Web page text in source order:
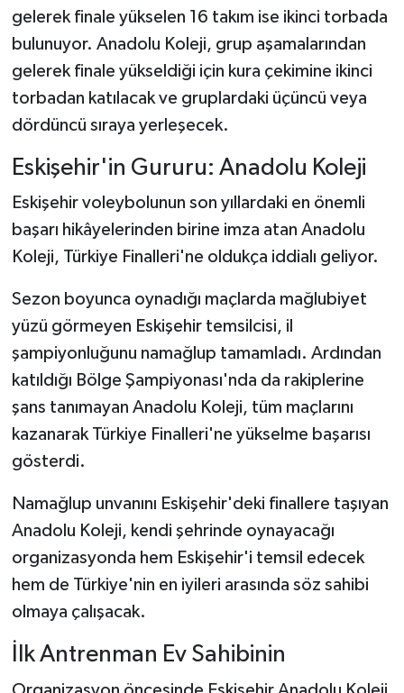
gelerek finale yükselen 16 takım ise ikinci torbada
bulunuyor. Anadolu Koleji, grup aşamalarından
gelerek finale yükseldiği için kura çekimine ikinci
torbadan katılacak ve gruplardaki üçüncü veya
dördüncü sıraya yerleşecek.
Eskişehir'in Gururu: Anadolu Koleji
Eskişehir voleybolunun son yıllardaki en önemli
başarı hikâyelerinden birine imza atan Anadolu
Koleji, Türkiye Finalleri'ne oldukça iddialı geliyor.
Sezon boyunca oynadığı maçlarda mağlubiyet
yüzü görmeyen Eskişehir temsilcisi, il
şampiyonluğunu namağlup tamamladı. Ardından
katıldığı Bölge Şampiyonası'nda da rakiplerine
şans tanımayan Anadolu Koleji, tüm maçlarını
kazanarak Türkiye Finalleri'ne yükselme başarısı
gösterdi.
Namağlup unvanını Eskişehir'deki finallere taşıyan
Anadolu Koleji, kendi şehrinde oynayacağı
organizasyonda hem Eskişehir'i temsil edecek
hem de Türkiye'nin en iyileri arasında söz sahibi
olmaya çalışacak.
İlk Antrenman Ev Sahibinin